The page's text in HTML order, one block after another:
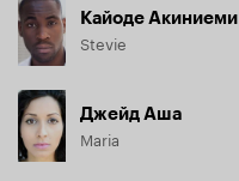
Кайоде Акиниеми
Stevie
Джейд Аша
Maria